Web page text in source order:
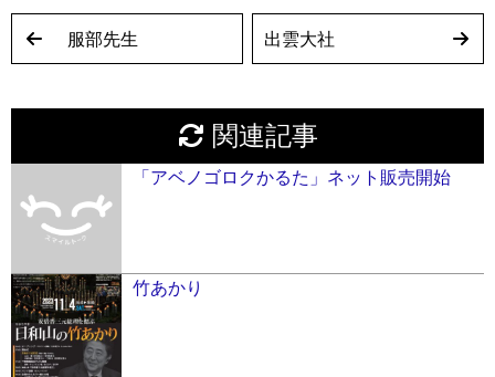
服部先生 出雲大社
関連記事
「アベノゴロクかるた」ネット販売開始
竹あかり